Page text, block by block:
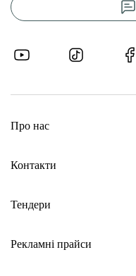
Про нас
Контакти
Тендери
Рекламні прайси